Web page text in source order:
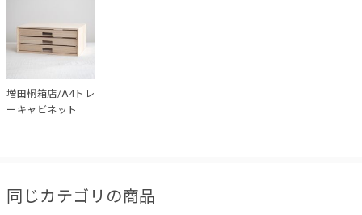
増田桐箱店/A4トレ
ーキャビネット
同じカテゴリの商品